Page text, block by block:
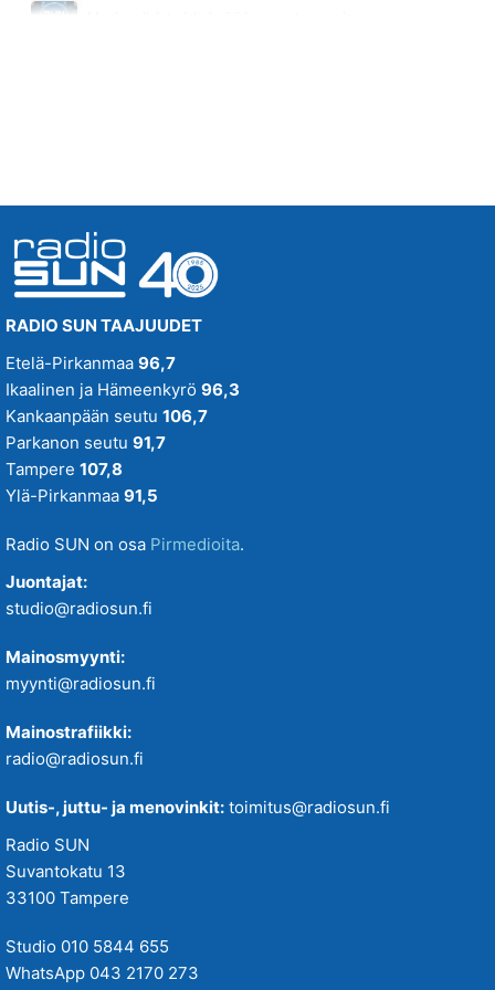
RADIO SUN TAAJUUDET
Etelä-Pirkanmaa 96,7
Ikaalinen ja Hämeenkyrö 96,3
Kankaanpään seutu 106,7
Parkanon seutu 91,7
Tampere 107,8
Ylä-Pirkanmaa 91,5
Radio SUN on osa Pirmedioita.
Juontajat:
studio@radiosun.fi
Mainosmyynti:
myynti@radiosun.fi
Mainostrafiikki:
radio@radiosun.fi
Uutis-, juttu- ja menovinkit: toimitus@radiosun.fi
Radio SUN
Suvantokatu 13
33100 Tampere
Studio 010 5844 655
WhatsApp 043 2170 273